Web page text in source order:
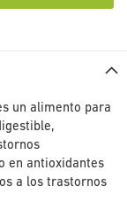
un alimento para
en antioxidantes
a los trastornos